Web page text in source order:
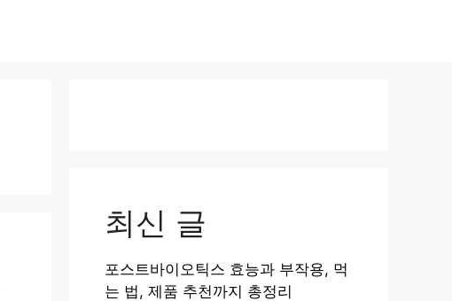
최신 글
포스트바이오틱스 효능과 부작용, 먹
는 법, 제품 추천까지 총정리